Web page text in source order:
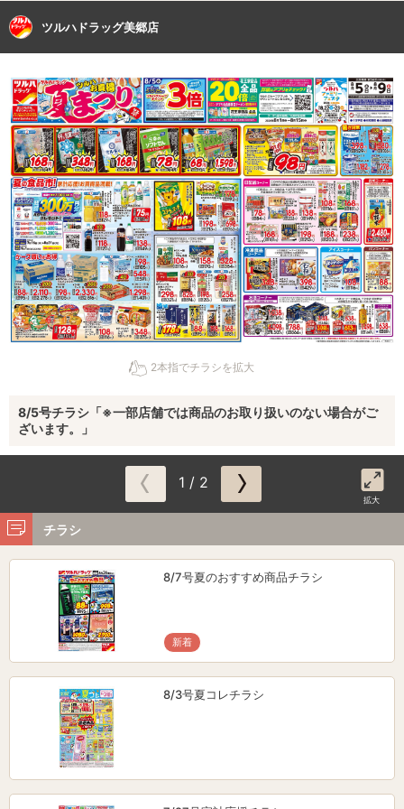
ツルハドラッグ美郷店
2本指でチラシを拡大
8/5号チラシ「※一部店舗では商品のお取り扱いのない場合がご
ざいます。」
1 / 2
拡大
チラシ
8/7号夏のおすすめ商品チラシ
新着
8/3号夏コレチラシ